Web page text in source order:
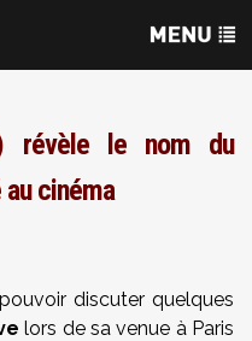
révèle le nom du
cinéma
discuter quelques
lors de sa venue à Paris